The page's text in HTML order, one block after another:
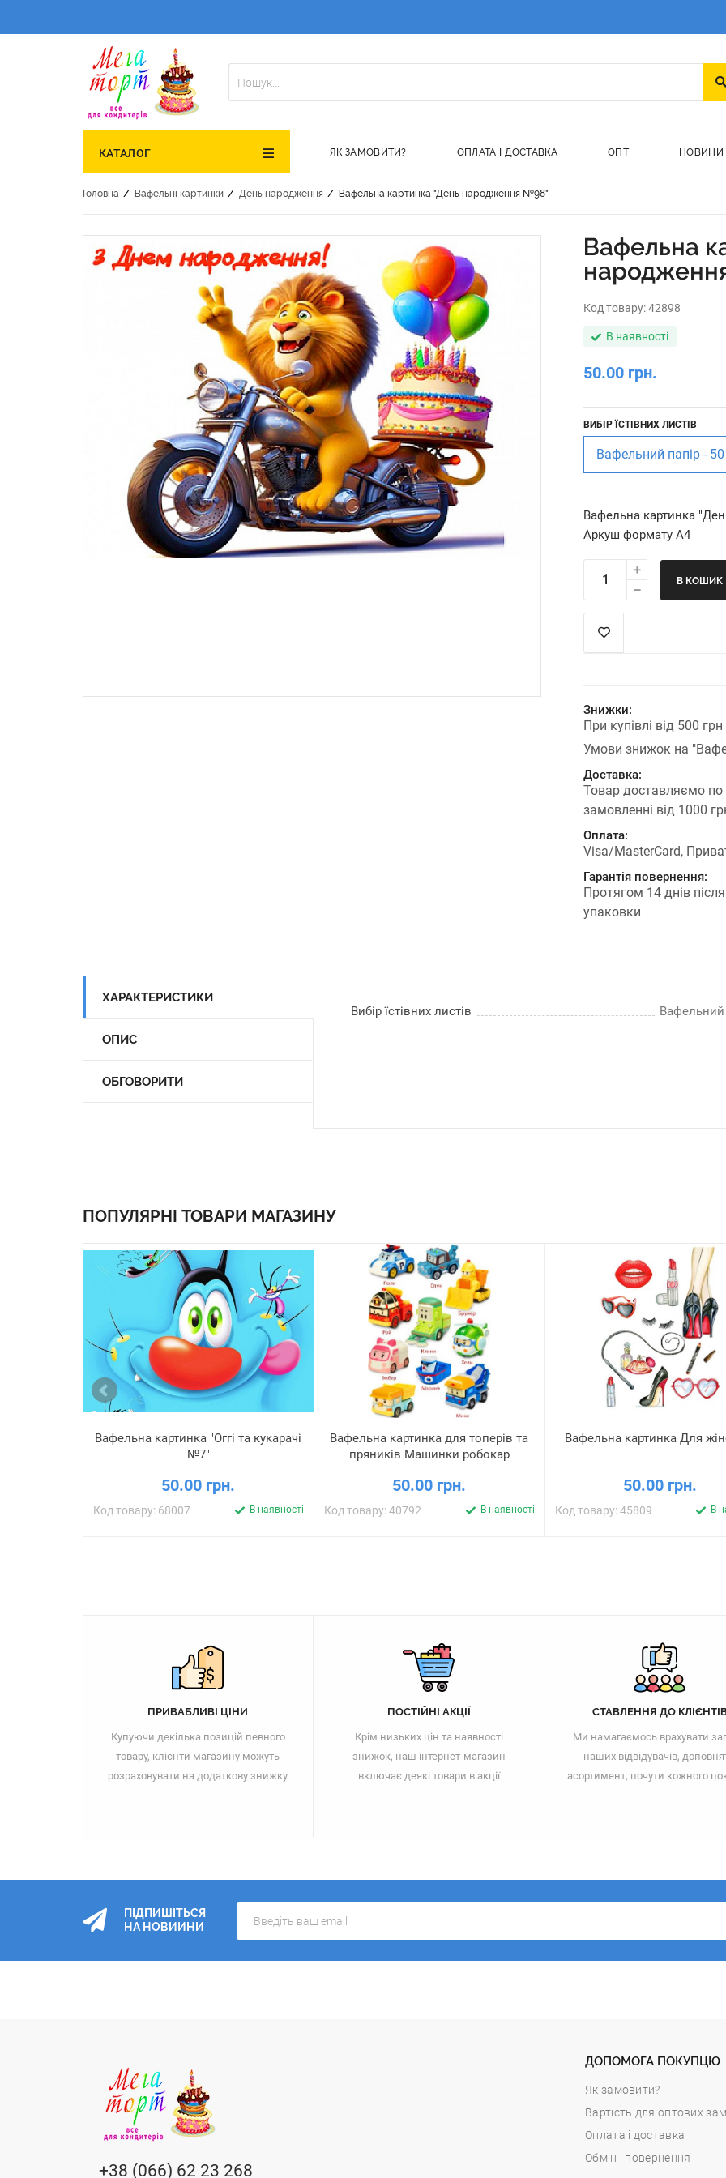
КАТАЛОГ ЯК ЗАМОВИТИ? ОПЛАТА І ДОСТАВКА ОПТ НОВИНИ
Головна / Вафельні картинки / День народження / Вафельна картинка "День народження №98"
Вафельна
Код товару:42898
В наявності
50.00 грн.
ВИБІР ЇСТІВНИХ ЛИСТІВ
Вафельний папір - 50
Вафельна картинка
Аркуш формату А4
В КОШИК
Знижки:
При купівлі від 500
Умови знижок на
Доставка:
Товар доставляємо
замовленні від 1000
Оплата:
Visa/MasterCard,
Гарантія повернення:
Протягом 14 днів
упаковки
ХАРАКТЕРИСТИКИ
ОПИС
ОБГОВОРИТИ
Вибір їстівних листів Вафельний
ПОПУЛЯРНІ ТОВАРИ МАГАЗИНУ
Вафельна картинка "Оггі та кукарачі
№7"
50.00 грн.
Код товару: 68007 В наявності
Вафельна картинка для топерів та
пряників Машинки робокар
50.00 грн.
Код товару: 40792 В наявності
Вафельна картинка Для
50.00 грн.
Код товару: 45809 В
ПРИВАБЛИВІ ЦІНИ
Купуючи декілька позицій певного
товару, клієнти магазину можуть
розраховувати на додаткову знижку
ПОСТІЙНІ АКЦІЇ
Крім низьких цін та наявності
знижок, наш інтернет-магазин
включає деякі товари в акції
СТАВЛЕННЯ ДО
Ми намагаємось врахувати
наших відвідувачів,
асортимент, почути кожного
ПІДПИШІТЬСЯ
НА НОВИИНИ
+38 (066) 62 23 268
ДОПОМОГА ПОКУПЦЮ
Як замовити?
Вартість для оптових
Оплата і доставка
Обмін і повернення